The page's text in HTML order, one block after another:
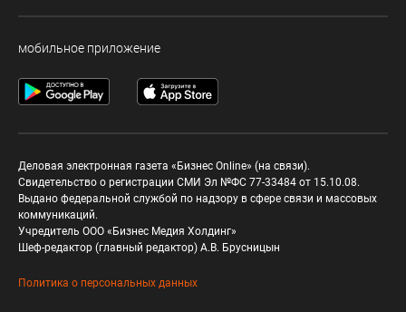
мобильное приложение
Деловая электронная газета «Бизнес Online» (на связи).
Свидетельство о регистрации СМИ Эл №ФС 77-33484 от 15.10.08.
Выдано федеральной службой по надзору в сфере связи и массовых
коммуникаций.
Учредитель ООО «Бизнес Медия Холдинг»
Шеф-редактор (главный редактор) А.В. Брусницын
Политика о персональных данных